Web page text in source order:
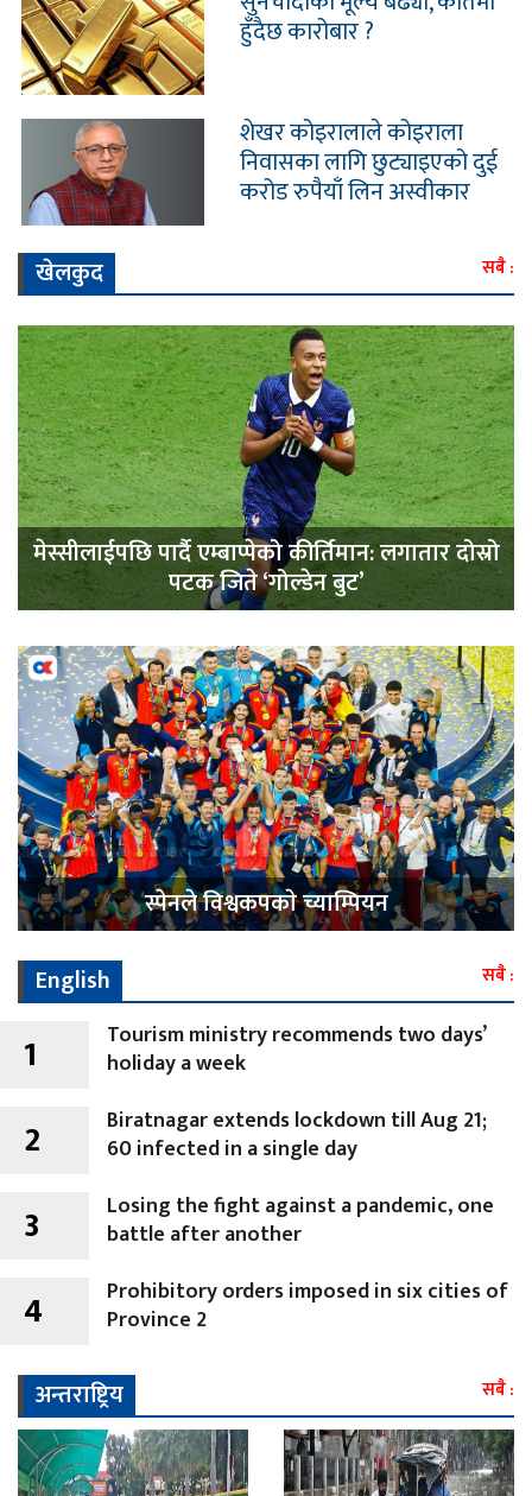
हुँदैछ कारोबार ?
शेखर कोइरालाले कोइराला
निवासका लागि छुट्याइएको दुई
करोड रुपैयाँ लिन अस्वीकार
खेलकुद
सबै :
मेस्सीलाईपछि पार्दै एम्बाप्पेको कीर्तिमान: लगातार दोस्रो
पटक जिते ‘गोल्डेन बुट’
स्पेनले विश्वकपकाे च्याम्पियन
English
सबै :
1
Tourism ministry recommends two days’
holiday a week
2
Biratnagar extends lockdown till Aug 21;
60 infected in a single day
3
Losing the fight against a pandemic, one
battle after another
4
Prohibitory orders imposed in six cities of
Province 2
अन्तराष्ट्रिय सबै :